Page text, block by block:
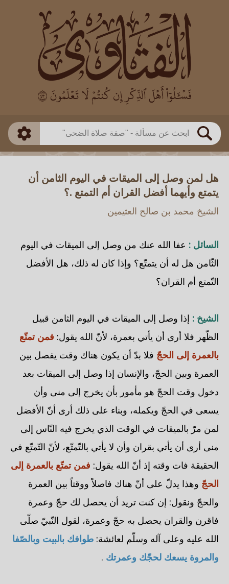
بحث
العالم
بن باز
بن العثيمين
اللجنة الدائمة
طريقة البحث
ذكي
هل لمن وصل إلى الميقات في اليوم الثامن أن
يتمتع وأيهما أفضل القران أم التمتع .؟
الشيخ محمد بن صالح العثيمين
السائل : عفا الله عنك من وصل إلى الميقات في اليوم
الثّامن هل له أن يتمتّع؟ وإذا كان له ذلك، هل الأفضل
التّمتع أم القران؟
الشيخ : إذا وصل إلى الميقات في اليوم الثامن قبيل
الظّهر فلا أرى أن يأتي بعمرة، لأنّ الله يقول: فمن تمتّع
بالعمرة إلى الحجّ فلا بدّ أن يكون هناك وقت يفصل بين
العمرة وبين الحجّ، والإنسان إذا وصل إلى الميقات بعد
دخول وقت الحجّ هو مأمور بأن يخرج إلى منى وأن
يسعى في الحجّ ويكمله، وبناء على ذلك أرى أنّ الأفضل
لمن مرّ بالميقات في الوقت الذي يخرج فيه النّاس إلى
منى أرى أن يأتي بقران وأن لا يأتي بالتّمتّع، لأنّ التّمتّع في
الحقيقة فات وقته إذ أنّ الله يقول: فمن تمتّع بالعمرة إلى
الحجّ وهذا يدلّ على أنّ هناك فاصلاً ووقتاً بين العمرة
والحجّ ونقول: إن كنت تريد أن يحصل لك حجّ وعمرة
فاقرن والقران يحصل به حجّ وعمرة، لقول النّبيّ صلّى
الله عليه وعلى آله وسلّم لعائشة: طوافك بالبيت وبالصّفا
والمروة يسعك لحجّك وعمرتك .